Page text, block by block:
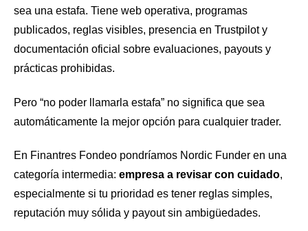
sea una estafa. Tiene web operativa, programas
publicados, reglas visibles, presencia en Trustpilot y
documentación oficial sobre evaluaciones, payouts y
prácticas prohibidas.
Pero “no poder llamarla estafa” no significa que sea
automáticamente la mejor opción para cualquier trader.
En Finantres Fondeo pondríamos Nordic Funder en una
categoría intermedia: empresa a revisar con cuidado,
especialmente si tu prioridad es tener reglas simples,
reputación muy sólida y payout sin ambigüedades.